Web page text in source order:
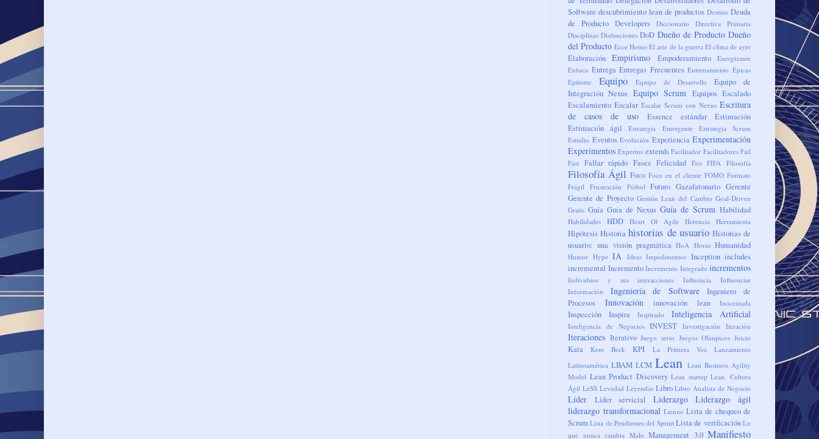
Software descubrimiento lean de productos Destino Deuda
de Producto Developers Diccionario
Directiva Primaria
Disciplinas Disfunciones DoD Dueño de Producto Dueño
del Producto Ecce Homo El arte de la guerra El clima de ayer
Elaboración Empirismo Empoderamiento
Energizante
Enfoca Entrega Entregas Frecuentes Entrenamiento Épicas
Epítome
Equipo Equipo de Desarrollo
Equipo de
Integración Nexus Equipo Scrum Equipos Escalado
Escalamiento Escalar Escalar Scrum con Nexus Escritura
de casos de uso
Essence estándar
Estimación
Estimación ágil
Estrategia Emergente
Estrategia Scrum
Estudio Eventos Evolución Experiencia Experimentación
Experimentos Expertos extends Facilitador Facilitadores Fail
Fast Fallar rápido Fases Felicidad Feo FIFA Filosofía
Filosofía Ágil Foco Foco en el cliente FOMO Formato
Frágil Frustración Fútbol Futuro Gazafatonario Gerente
Gerente de Proyecto Gestión Lean del Cambio Goal-Driven
Gratis Guía Guía de Nexus Guía de Scrum Habilidad
Habilidades HDD Heart Of Agile Herencia Herramienta
Hipótesis Historia historias de usuario Historias de
usuario: una visión pragmática HoA Horas Humanidad
Humor Hype IA Ideas Impedimentos Inception includes
incremental Incremento Incremento Integrado incrementos
Individuos y sus interacciones Influencia
Influenciar
Información
Ingeniería de Software
Ingeniero de
Procesos
Innovación innovación lean Inocentada
Inspección Inspira Inspirado Inteligencia Artificial
Inteligencia de Negocios INVEST Investigación Iteración
Iteraciones Iterativo Juego serio Juegos Olímpicos Juicio
Kata Kent Beck KPI La Primera Vez
Lanzamiento
Latinoamérica LBAM LCM Lean Lean Business Agility
Model Lean Product Discovery Lean startup Lean. Cultura
Ágil LeSS Levedad Leyendas Libro Libro Analista de Negocio
Líder Líder servicial Liderazgo
Liderazgo ágil
liderazgo transformacional Lienzo Lista de chequeo de
Scrum Lista de Pendientes del Sprint Lista de verificación Lo
que nunca cambia Malo Management 3.0 Manifiesto